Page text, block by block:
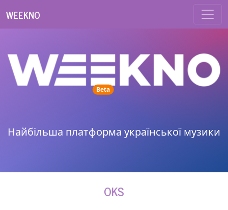
WEEKNO
Betaunread messages
Найбільша платформа української музики
OKS